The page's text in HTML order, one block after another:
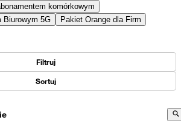
komórkowym
Biurowym 5G
Pakiet Orange dla Firm
Filtruj
Sortuj